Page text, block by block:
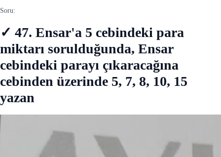
Soru:
✓ 47. Ensar'a 5 cebindeki para
miktarı sorulduğunda, Ensar
cebindeki parayı çıkaracağına
cebinden üzerinde 5, 7, 8, 10, 15
yazan